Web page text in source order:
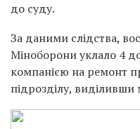
до суду.
За даними слідства,
Міноборони уклало 4
компанією на ремонт
підрозділу,